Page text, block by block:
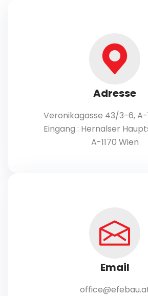
Adresse
Veronikagasse 43/3-6, A-
Eingang : Hernalser
A-1170 Wien
Email